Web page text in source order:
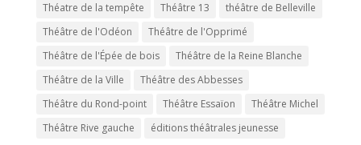
Théatre de la tempête
Théâtre 13
théâtre de Belleville
Théâtre de l'Odéon
Théâtre de l'Opprimé
Théâtre de l'Épée de bois
Théâtre de la Reine Blanche
Théâtre de la Ville
Théâtre des Abbesses
Théâtre du Rond-point
Théâtre Essaïon
Théâtre Michel
Théâtre Rive gauche
éditions théâtrales jeunesse